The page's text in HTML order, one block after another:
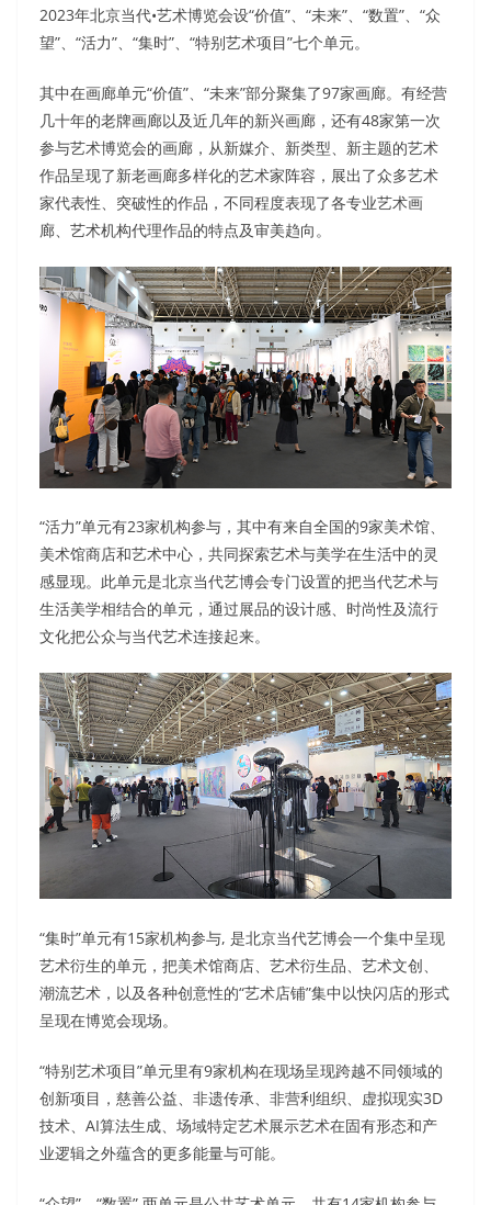
2023年北京当代•艺术博览会设“价值”、“未来”、“数置”、“众
望”、“活力”、“集时”、“特别艺术项目”七个单元。
其中在画廊单元“价值”、“未来”部分聚集了97家画廊。有经营
几十年的老牌画廊以及近几年的新兴画廊，还有48家第一次
参与艺术博览会的画廊，从新媒介、新类型、新主题的艺术
作品呈现了新老画廊多样化的艺术家阵容，展出了众多艺术
家代表性、突破性的作品，不同程度表现了各专业艺术画
廊、艺术机构代理作品的特点及审美趋向。
“活力”单元有23家机构参与，其中有来自全国的9家美术馆、
美术馆商店和艺术中心，共同探索艺术与美学在生活中的灵
感显现。此单元是北京当代艺博会专门设置的把当代艺术与
生活美学相结合的单元，通过展品的设计感、时尚性及流行
文化把公众与当代艺术连接起来。
“集时”单元有15家机构参与, 是北京当代艺博会一个集中呈现
艺术衍生的单元，把美术馆商店、艺术衍生品、艺术文创、
潮流艺术，以及各种创意性的“艺术店铺”集中以快闪店的形式
呈现在博览会现场。
“特别艺术项目”单元里有9家机构在现场呈现跨越不同领域的
创新项目，慈善公益、非遗传承、非营利组织、虚拟现实3D
技术、AI算法生成、场域特定艺术展示艺术在固有形态和产
业逻辑之外蕴含的更多能量与可能。